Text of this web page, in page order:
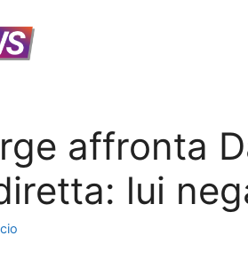
affronta
lui